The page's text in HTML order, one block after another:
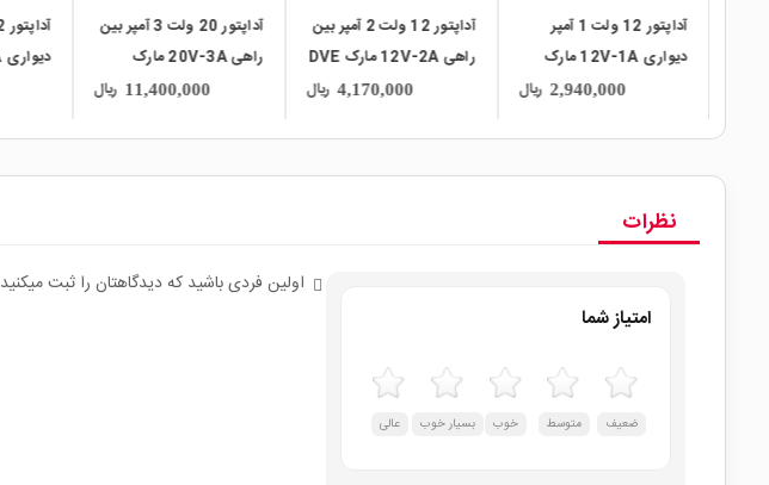
آداپتور 12 ولت 2 آمپر بین
راهی 12V-2A مارک DVE
4,170,000 ریال
آداپتور 20 ولت 3 آمپر بین
راهی 20V-3A مارک
11,400,000 ریال
آداپتور 12 ولت 1.4 آمپر
دیواری 12V-1.4A مارک
2,770,000 ریال
مارک DARFON
نظرات
امتیاز شما
ضعیف متوسط خوب بسیار خوب عالی
اولین فردی باشید که دیدگاهتان را ثبت میکنید